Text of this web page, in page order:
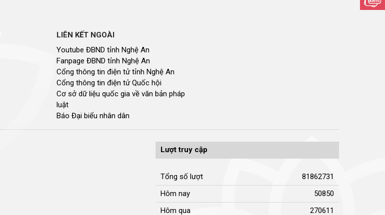
LIÊN KẾT NGOÀI
Youtube ĐBND tỉnh Nghệ An
Fanpage ĐBND tỉnh Nghệ An
Cổng thông tin điện tử tỉnh Nghệ An
Cổng thông tin điện tử Quốc hội
Cơ sở dữ liệu quốc gia về văn bản pháp
luật
Báo Đại biểu nhân dân
Lượt truy cập
Tổng số lượt
81862731
Hôm nay
50850
Hôm qua
270611